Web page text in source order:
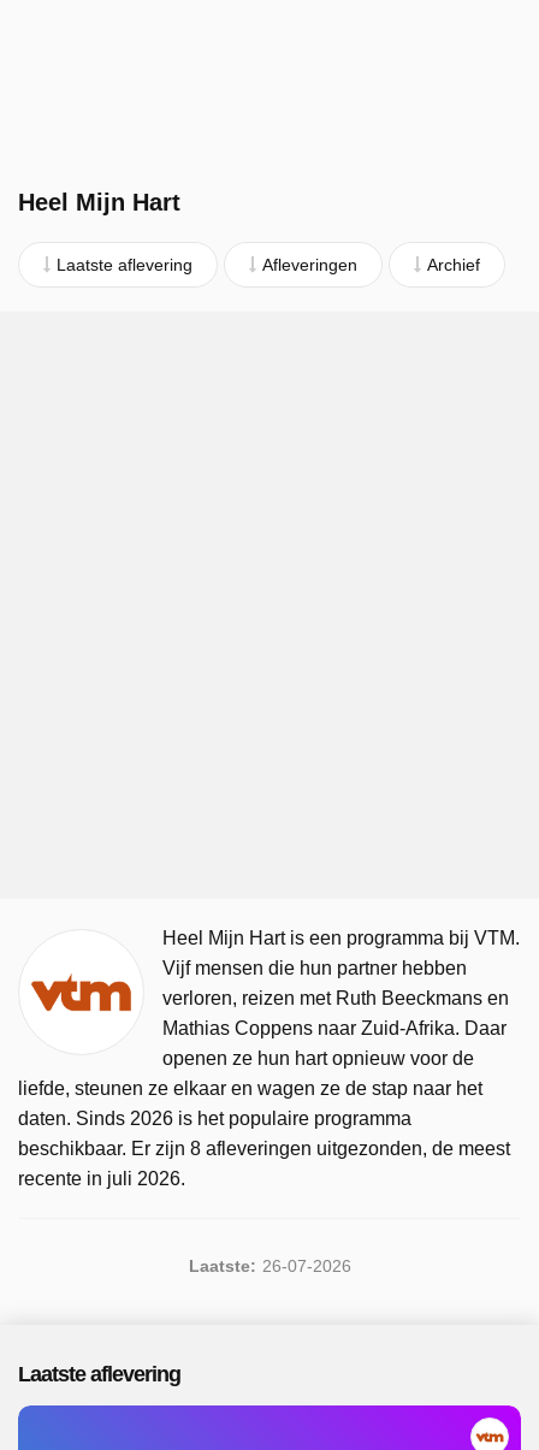
Heel Mijn Hart
Laatste aflevering Afleveringen Archief
Heel Mijn Hart is een programma bij VTM.
Vijf mensen die hun partner hebben
verloren, reizen met Ruth Beeckmans en
Mathias Coppens naar Zuid-Afrika. Daar
openen ze hun hart opnieuw voor de
liefde, steunen ze elkaar en wagen ze de stap naar het
daten. Sinds 2026 is het populaire programma
beschikbaar. Er zijn 8 afleveringen uitgezonden, de meest
recente in juli 2026.
Laatste: 26-07-2026
Laatste aflevering